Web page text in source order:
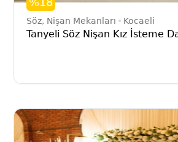
Söz, Nişan Mekanları Kocaeli
Tanyeli Söz Nişan Kız İsteme